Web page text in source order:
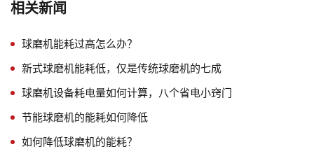
相关新闻
球磨机能耗过高怎么办？
新式球磨机能耗低，仅是传统球磨机的七成
球磨机设备耗电量如何计算，八个省电小窍门
节能球磨机的能耗如何降低
如何降低球磨机的能耗？